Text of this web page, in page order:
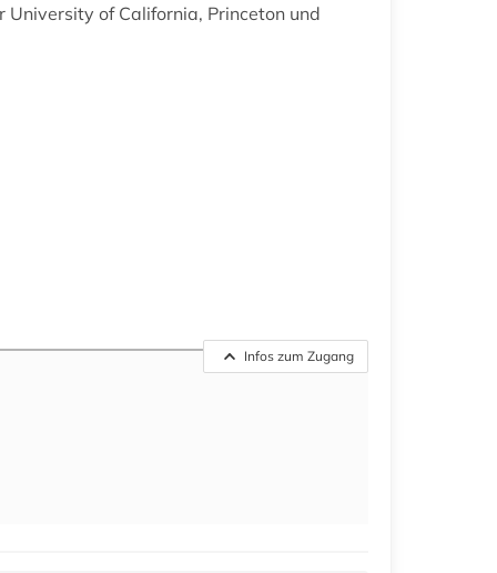
of California, Princeton und
Infos zum Zugang